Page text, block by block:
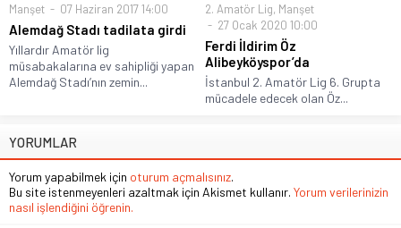
Manşet 07 Haziran 2017 14:00
Alemdağ Stadı tadilata girdi
Yıllardır Amatör lig
müsabakalarına ev sahipliği yapan
Alemdağ Stadı’nın zemin...
2. Amatör Lig, Manşet
27 Ocak 2020 10:00
Ferdi İldirim Öz
Alibeyköyspor’da
İstanbul 2. Amatör Lig 6. Grupta
mücadele edecek olan Öz...
YORUMLAR
Yorum yapabilmek için oturum açmalısınız.
Bu site istenmeyenleri azaltmak için Akismet kullanır. Yorum verilerinizin
nasıl işlendiğini öğrenin.